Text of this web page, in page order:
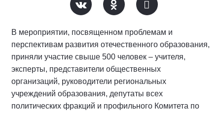
В мероприятии, посвященном проблемам и
перспективам развития отечественного образования,
приняли участие свыше 500 человек – учителя,
эксперты, представители общественных
организаций, руководители региональных
учреждений образования, депутаты всех
политических фракций и профильного Комитета по